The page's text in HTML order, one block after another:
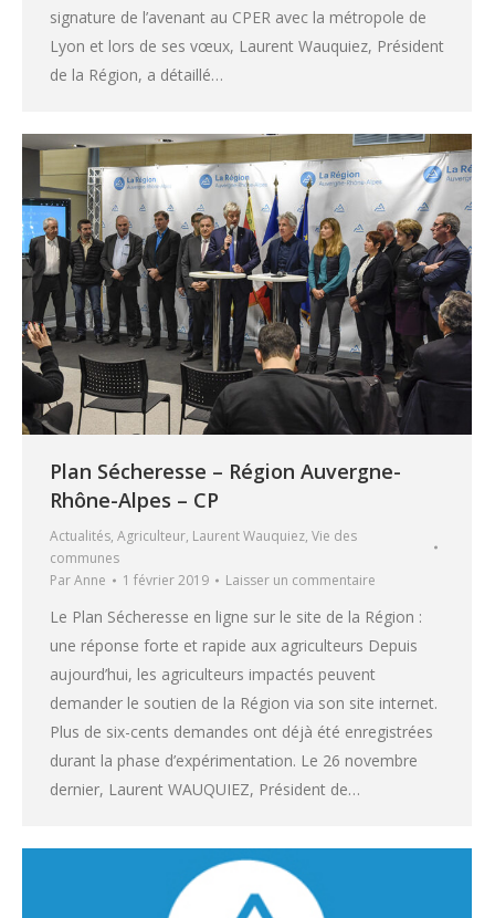
signature de l’avenant au CPER avec la métropole de
Lyon et lors de ses vœux, Laurent Wauquiez, Président
de la Région, a détaillé…
Plan Sécheresse – Région Auvergne-
Rhône-Alpes – CP
Actualités, Agriculteur, Laurent Wauquiez, Vie des
communes
ParAnne 1 février 2019 Laisser un commentaire
Le Plan Sécheresse en ligne sur le site de la Région :
une réponse forte et rapide aux agriculteurs Depuis
aujourd’hui, les agriculteurs impactés peuvent
demander le soutien de la Région via son site internet.
Plus de six-cents demandes ont déjà été enregistrées
durant la phase d’expérimentation. Le 26 novembre
dernier, Laurent WAUQUIEZ, Président de…